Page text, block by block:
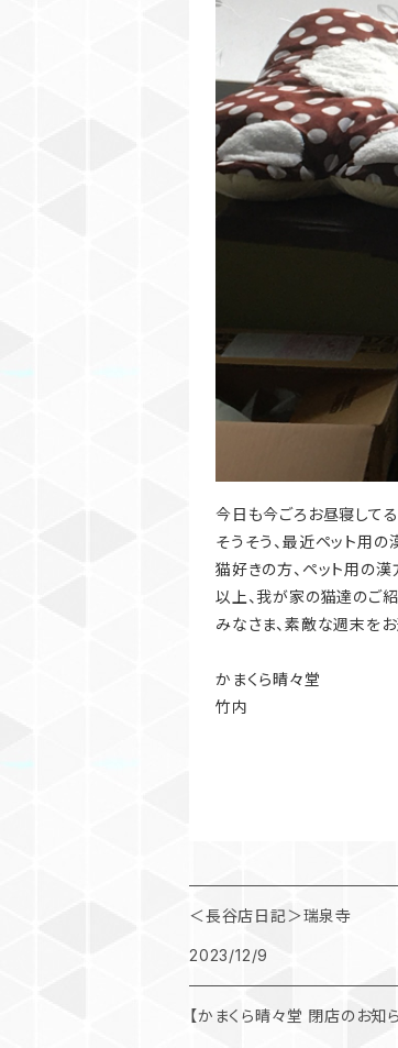
今日も今ごろお昼寝して
そうそう、最近ペット用
猫好きの方、ペット用の
以上、我が家の猫達のご
みなさま、素敵な週末を
かまくら晴々堂
竹内
＜長谷店日記＞瑞泉寺
2023/12/9
【かまくら晴々堂 閉店のお知ら